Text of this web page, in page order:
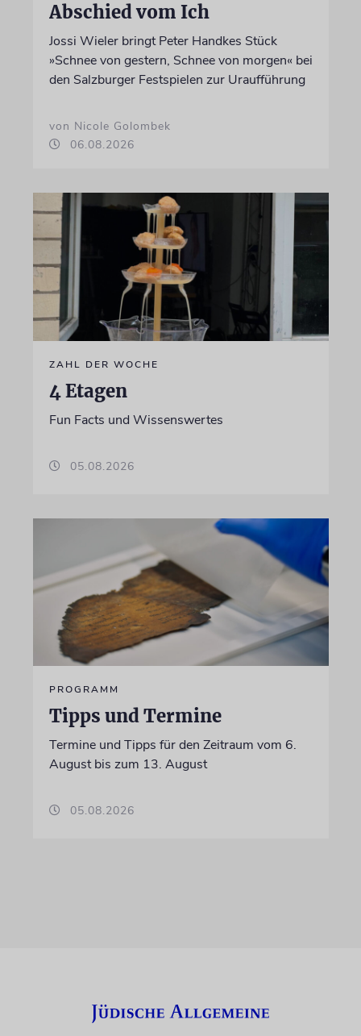
Abschied vom Ich
Jossi Wieler bringt Peter Handkes Stück
»Schnee von gestern, Schnee von morgen« bei
den Salzburger Festspielen zur Uraufführung
von Nicole Golombek
06.08.2026
ZAHL DER WOCHE
4 Etagen
Fun Facts und Wissenswertes
05.08.2026
PROGRAMM
Tipps und Termine
Termine und Tipps für den Zeitraum vom 6.
August bis zum 13. August
05.08.2026